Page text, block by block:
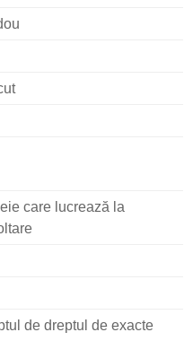
care lucrează la
de dreptul de exacte